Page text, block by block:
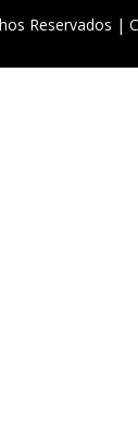
Reservados |